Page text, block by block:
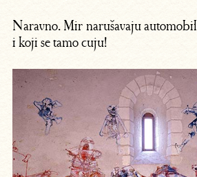
Naravno. Mir narušavaju
i koji se tamo cuju!